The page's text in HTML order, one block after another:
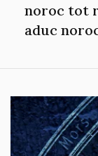
noroc tot
aduc